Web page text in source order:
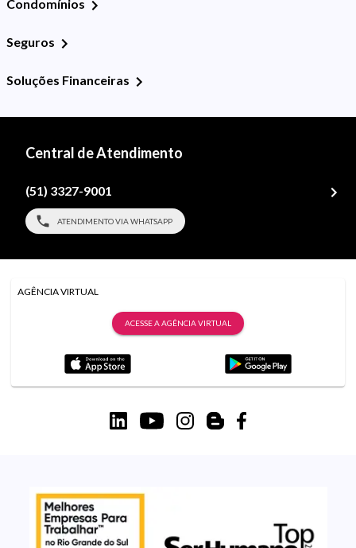
Condomínios
Seguros
Soluções Financeiras
Central de Atendimento
(51) 3327-9001
ATENDIMENTO VIA WHATSAPP
AGÊNCIA VIRTUAL
ACESSE A AGÊNCIA VIRTUAL